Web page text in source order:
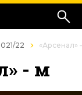
22 «Арсенал»
- м